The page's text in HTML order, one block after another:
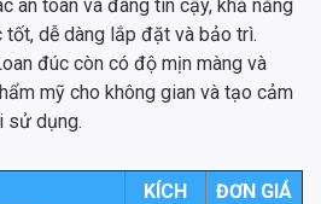
an toàn và đáng tin cậy, khả năng
tốt, dễ dàng lắp đặt và bảo trì.
đúc còn có độ mịn màng và
mỹ cho không gian và tạo cảm
sử dụng.
KÍCH
ĐƠN GIÁ